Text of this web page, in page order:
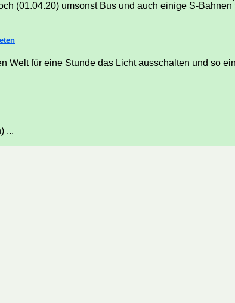
(01.04.20) umsonst Bus und auch einige S-Bahnen
Welt für eine Stunde das Licht ausschalten und so
...